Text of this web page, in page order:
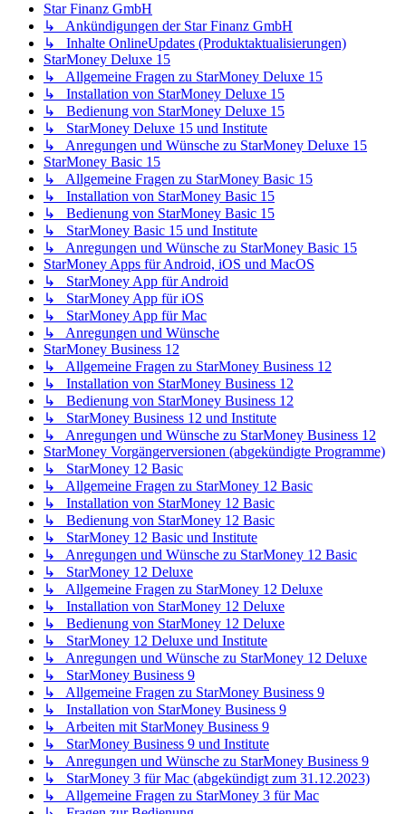
Star Finanz GmbH
↳ Ankündigungen der Star Finanz GmbH
↳ Inhalte OnlineUpdates (Produktaktualisierungen)
StarMoney Deluxe 15
↳ Allgemeine Fragen zu StarMoney Deluxe 15
↳ Installation von StarMoney Deluxe 15
↳ Bedienung von StarMoney Deluxe 15
↳ StarMoney Deluxe 15 und Institute
↳ Anregungen und Wünsche zu StarMoney Deluxe 15
StarMoney Basic 15
↳ Allgemeine Fragen zu StarMoney Basic 15
↳ Installation von StarMoney Basic 15
↳ Bedienung von StarMoney Basic 15
↳ StarMoney Basic 15 und Institute
↳ Anregungen und Wünsche zu StarMoney Basic 15
StarMoney Apps für Android, iOS und MacOS
↳ StarMoney App für Android
↳ StarMoney App für iOS
↳ StarMoney App für Mac
↳ Anregungen und Wünsche
StarMoney Business 12
↳ Allgemeine Fragen zu StarMoney Business 12
↳ Installation von StarMoney Business 12
↳ Bedienung von StarMoney Business 12
↳ StarMoney Business 12 und Institute
↳ Anregungen und Wünsche zu StarMoney Business 12
StarMoney Vorgängerversionen (abgekündigte Programme)
↳ StarMoney 12 Basic
↳ Allgemeine Fragen zu StarMoney 12 Basic
↳ Installation von StarMoney 12 Basic
↳ Bedienung von StarMoney 12 Basic
↳ StarMoney 12 Basic und Institute
↳ Anregungen und Wünsche zu StarMoney 12 Basic
↳ StarMoney 12 Deluxe
↳ Allgemeine Fragen zu StarMoney 12 Deluxe
↳ Installation von StarMoney 12 Deluxe
↳ Bedienung von StarMoney 12 Deluxe
↳ StarMoney 12 Deluxe und Institute
↳ Anregungen und Wünsche zu StarMoney 12 Deluxe
↳ StarMoney Business 9
↳ Allgemeine Fragen zu StarMoney Business 9
↳ Installation von StarMoney Business 9
↳ Arbeiten mit StarMoney Business 9
↳ StarMoney Business 9 und Institute
↳ Anregungen und Wünsche zu StarMoney Business 9
↳ StarMoney 3 für Mac (abgekündigt zum 31.12.2023)
↳ Allgemeine Fragen zu StarMoney 3 für Mac